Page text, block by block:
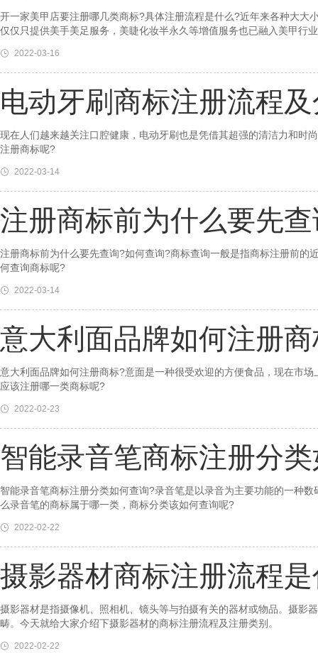
开一家美甲店要注册哪几类商标?具体注册流程是什么?近年来各种大
仅仅只提供美手美足服务，美睫化妆半永久等增值服务也已融入美甲行
2022-03-16
电动牙刷商标注册流程
现在人们越来越关注口腔健康，电动牙刷也是凭借其超强的清洁力和时
注册商标呢?
2022-03-14
注册商标前为什么要先
注册商标前为什么要先查询?如何查询?商标查询一般是指商标注册前
何查询商标呢?
2022-03-14
意大利面品牌如何注册
意大利面品牌如何注册商标?意面是一种很受欢迎的方便食品，现在市
应该注册哪一类商标呢?
2022-02-23
智能录音笔商标注册分
智能录音笔商标注册分类如何查询?录音笔是以录音为主要功能的一种
么录音笔的商标属于哪一类，商标分类该如何查询呢?
2022-02-22
摄影器材商标注册流程
摄影器材是指摄像机、照相机、镜头等与拍摄有关的器材或物品。摄影
畴。今天就给大家介绍下摄影器材的商标注册流程及注册类别。
2022-02-22